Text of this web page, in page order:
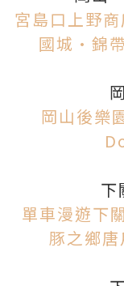
宮島口上野
國城•錦
岡山後樂
單車漫遊下
豚之鄉